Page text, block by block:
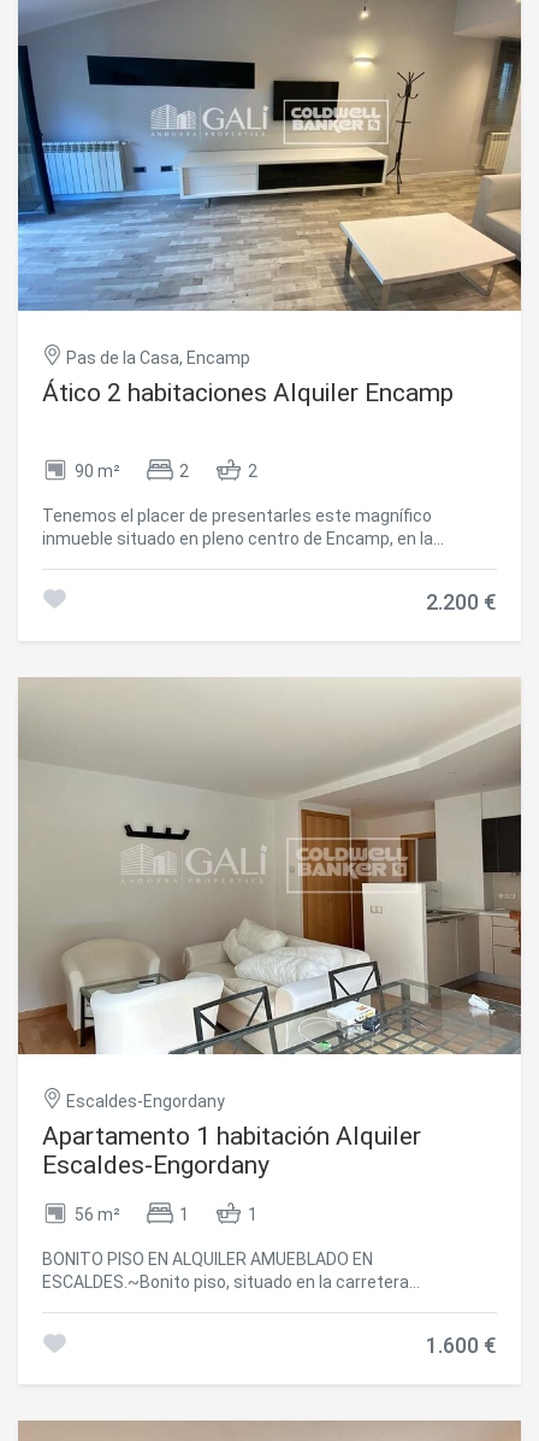
habitación.~Desde la zona de estar se accede a unas
magníficas vistas sobre la avenida principal del país.~El
piso destaca por sus acabados de alta calidad y por
ofrecer un excelente confort gracias a su sistema de
calefacción por suelo radiante.~Plaza de aparcamiento
disponible a pocos metros de la vivienda (no incluida en el
precio).~Para más información o concertar una visita,
Inmobiliaria Gali queda a su disposición. #ref:02656/5210
Pas de la Casa, Encamp
Ático 2 habitaciones Alquiler Encamp
90 m² 2 2
Tenemos el placer de presentarles este magnífico
inmueble situado en pleno centro de Encamp, en la
destaca por su amplitud, luminosidad y agradables vistas
con techos abuhardillados, que aportan un encanto
disfrutar del sol de la mañana.~- Cocina independiente
totalmente equipada.~- Baño completo con bañera.~-
Dormitorio doble con armarios empotrados.~- Dormitorio
principal en suite, con vestidor y baño completo con
ducha.~~La propiedad se complementa con una plaza de
aparcamiento, aportando una mayor comodidad en el día a
día.~Se entrega completamente amueblada y equipada,
lista para entrar a vivir.~Para más información o concertar
una visita, no dude en contactar con Inmobiliaria Gali.
#ref:05173/5210
2.200 €
Escaldes-Engordany
Apartamento 1 habitación Alquiler
Escaldes-Engordany
56 m² 1 1
BONITO PISO EN ALQUILER AMUEBLADO EN
ESCALDES.~Bonito piso, situado en la carretera
residencial muy tranquila.~Dispone de un recibidor, un
ducha. ~Incluye una buena plaza de aparcamiento en el
1.600 €